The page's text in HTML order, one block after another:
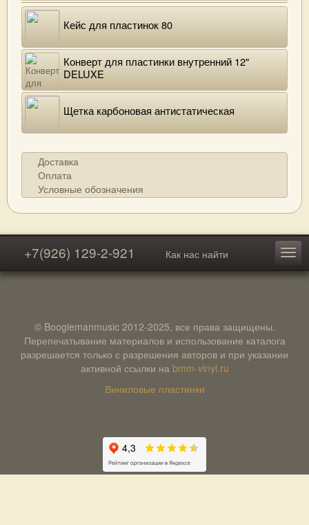
Кейс для пластинок 80
Конверт для пластинки внутренний 12"
DELUXE
Щетка карбоновая антистатическая
Доставка
Оплата
Условные обозначения
+7(926) 129-2-921 Как нас найти
© Boogiemanmusic 2012-2025, все права защищены.
Перепечатывание материалов и использование каталога
разрешается только с разрешения авторов и при указании
активной ссылки на bmm-vinyl.ru
Виниловые пластинки